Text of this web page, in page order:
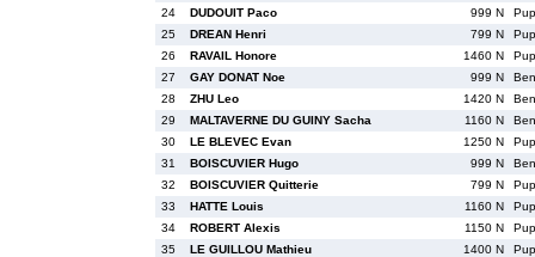
24
DUDOUIT Paco 999 N
25
DREAN Henri 799 N
26
RAVAIL Honore 1460 N
27
GAY DONAT Noe 999 N
28
ZHU Leo 1420 N
29
MALTAVERNE DU GUINY Sacha 1160 N
30
LE BLEVEC Evan 1250 N
31
BOISCUVIER Hugo 999 N
32
BOISCUVIER Quitterie 799 N
33
HATTE Louis 1160 N
34
ROBERT Alexis 1150 N
35
LE GUILLOU Mathieu 1400 N